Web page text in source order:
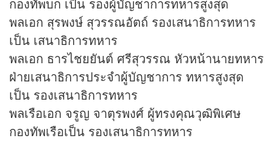
พลเอก สุรพงษ์ สุวรรณอัตถ์ รองเสนาธิการทหาร
เป็น เสนาธิการทหาร
พลเอก ธารไชยยันต์ ศรีสุวรรณ หัวหน้านายทหาร
ฝ่ายเสนาธิการประจําผู้บัญชาการ ทหารสูงสุด
เป็น รองเสนาธิการทหาร
พลเรือเอก จรูญ จาตุรพงศ์ ผู้ทรงคุณวุฒิพิเศษ
กองทัพเรือเป็น รองเสนาธิการทหาร